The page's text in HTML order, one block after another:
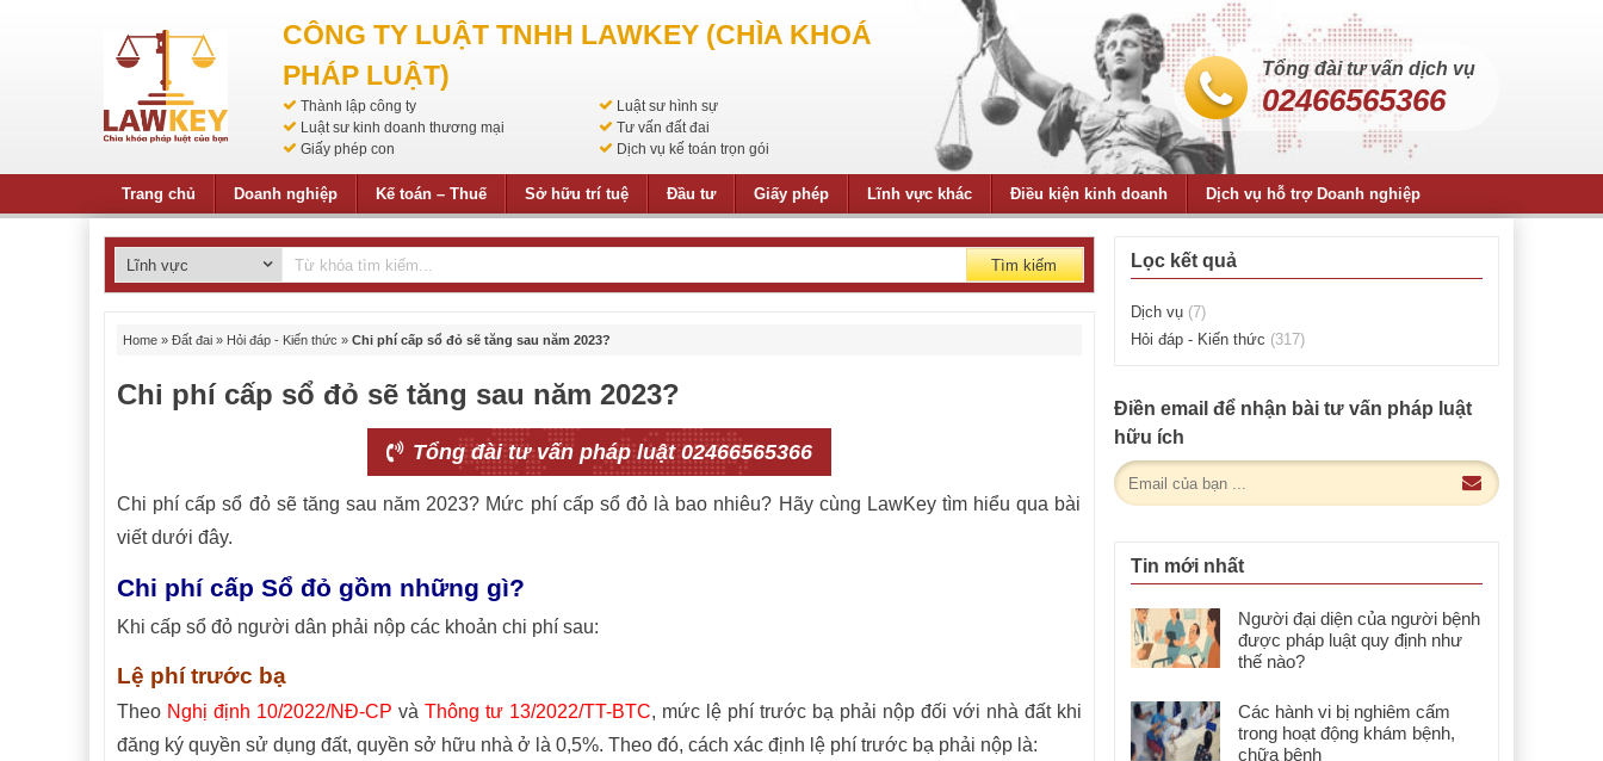
CÔNG TY LUẬT TNHH LAWKEY (CHÌA KHOÁ
PHÁP LUẬT)
Thành lập công ty
Luật sư hình sự
Luật sư kinh doanh thương mại
Tư vấn đất đai
Giấy phép con
Dịch vụ kế toán trọn gói
Tổng đài tư vấn dịch vụ
02466565366
Trang chủ Doanh nghiệp Kế toán – Thuế Sở hữu trí tuệ Đầu tư Giấy phép Lĩnh vực khác Điều kiện kinh doanh Dịch vụ hỗ trợ Doanh nghiệp
Tìm kiếm
Home » Đất đai » Hỏi đáp - Kiến thức » Chi phí cấp sổ đỏ sẽ tăng sau năm 2023?
Chi phí cấp sổ đỏ sẽ tăng sau năm 2023?
Tổng đài tư vấn pháp luật 02466565366
Chi phí cấp sổ đỏ sẽ tăng sau năm 2023? Mức phí cấp sổ đỏ là bao nhiêu? Hãy cùng LawKey tìm hiểu qua bài
viết dưới đây.
Chi phí cấp Sổ đỏ gồm những gì?
Khi cấp sổ đỏ người dân phải nộp các khoản chi phí sau:
Lệ phí trước bạ
Theo Nghị định 10/2022/NĐ-CP và Thông tư 13/2022/TT-BTC, mức lệ phí trước bạ phải nộp đối với nhà đất khi
đăng ký quyền sử dụng đất, quyền sở hữu nhà ở là 0,5%. Theo đó, cách xác định lệ phí trước bạ phải nộp là:
Lọc kết quả
Dịch vụ (7)
Hỏi đáp - Kiến thức (317)
Điền email để nhận bài tư vấn pháp luật
hữu ích
Tin mới nhất
Người đại diện của người bệnh
được pháp luật quy định như
thế nào?
Các hành vi bị nghiêm cấm
trong hoạt động khám bệnh,
chữa bệnh